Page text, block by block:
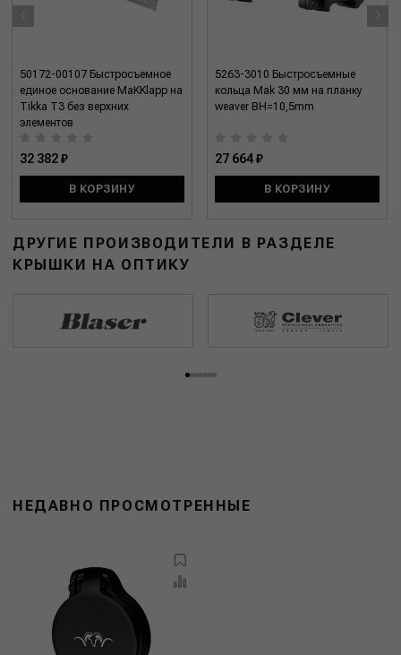
50172-00107 Быстросъемное
единое основание MaKKlapp на
Tikka T3 без верхних
элементов
32 382 ₽
В КОРЗИНУ
5263-3010 Быстросъемные
кольца Mak 30 мм на планку
weaver BH=10,5mm
27 664 ₽
В КОРЗИНУ
‹ ›
ДРУГИЕ ПРОИЗВОДИТЕЛИ В РАЗДЕЛЕ
КРЫШКИ НА ОПТИКУ
НЕДАВНО ПРОСМОТРЕННЫЕ